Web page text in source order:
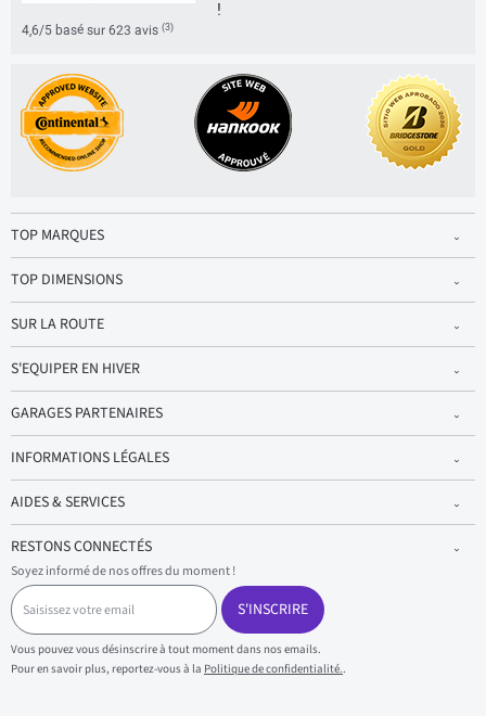
!
4,6/5 basé sur 623 avis (3)
TOP MARQUES
TOP DIMENSIONS
SUR LA ROUTE
S'EQUIPER EN HIVER
GARAGES PARTENAIRES
INFORMATIONS LÉGALES
AIDES & SERVICES
RESTONS CONNECTÉS
Soyez informé de nos offres du moment !
S
a
i
s
i
s
S'INSCRIRE
Vous pouvez vous désinscrire à tout moment dans nos emails.
Pour en savoir plus, reportez-vous à la Politique de confidentialité..